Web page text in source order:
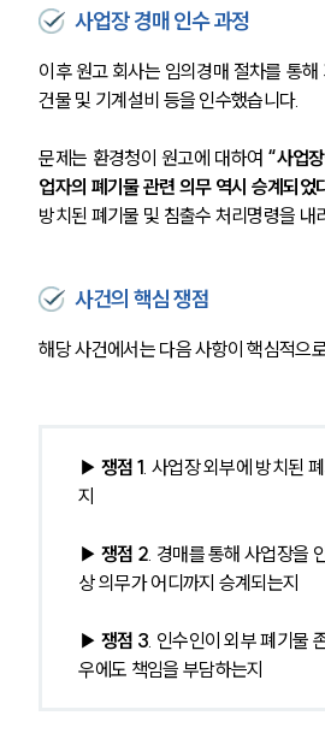
사업장 경매 인수 과정
이후 원고 회사는 임의경매 절차를 통
건물 및 기계설비 등을 인수했습니다.
문제는 환경청이 원고에 대하여 “사업
업자의 폐기물 관련 의무 역시 승계되었
방치된 폐기물 및 침출수 처리명령을 내
사건의 핵심 쟁점
해당 사건에서는 다음 사항이 핵심적으
▶ 쟁점 1 . 사업장 외부에 방치된
지
▶ 쟁점 2 . 경매를 통해 사업장을
상 의무가 어디까지 승계되는지
▶ 쟁점 3 . 인수인이 외부 폐기물
우에도 책임을 부담하는지